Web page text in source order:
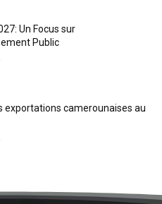
Un Focus sur
Public
exportations camerounaises au